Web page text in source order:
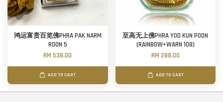
鸿运富贵百览佛PHRA PAK NARM
ROON 5
RM 538.00
ADD TO CART
至高无上佛PHRA YOD KUN POON
(RAINBOW+WARN 108)
RM 288.00
ADD TO CART